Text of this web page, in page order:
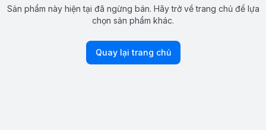
Sản phẩm này hiện tại đã ngừng bán. Hãy trở về trang chủ để lựa
chọn sản phẩm khác.
Quay lại trang chủ